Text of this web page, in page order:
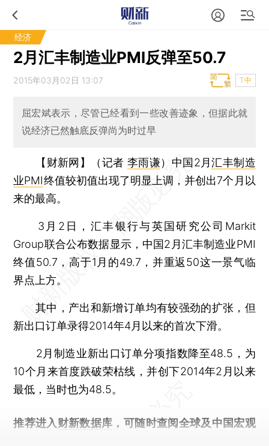
经济
2月汇丰制造业PMI反弹至50.7
2015年03月02日 13:07 T中
屈宏斌表示，尽管已经看到一些改善迹象，但据此就
说经济已然触底反弹尚为时过早
【财新网】（记者李雨谦） 中国2月汇丰制造
业PMI终值较初值出现了明显上调，并创出7个月以
来的最高。
3月2日，汇丰银行与英国研究公司Markit
Group联合公布数据显示，中国2月汇丰制造业PMI
终值50.7，高于1月的49.7，并重返50这一景气临
界点上方。
其中，产出和新增订单均有较强劲的扩张，但
新出口订单录得2014年4月以来的首次下滑。
2月制造业新出口订单分项指数降至48.5，为
10个月来首度跌破荣枯线，并创下2014年2月以来
最低，当时也为48.5。
推荐进入 财新数据库 ，可随时查阅全球及中国宏观